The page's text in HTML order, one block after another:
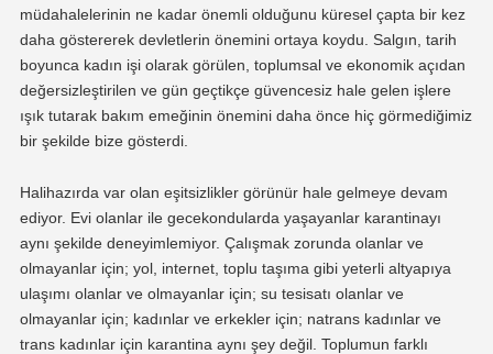
müdahalelerinin ne kadar önemli olduğunu küresel çapta bir kez
daha göstererek devletlerin önemini ortaya koydu. Salgın, tarih
boyunca kadın işi olarak görülen, toplumsal ve ekonomik açıdan
değersizleştirilen ve gün geçtikçe güvencesiz hale gelen işlere
ışık tutarak bakım emeğinin önemini daha önce hiç görmediğimiz
bir şekilde bize gösterdi.
Halihazırda var olan eşitsizlikler görünür hale gelmeye devam
ediyor. Evi olanlar ile gecekondularda yaşayanlar karantinayı
aynı şekilde deneyimlemiyor. Çalışmak zorunda olanlar ve
olmayanlar için; yol, internet, toplu taşıma gibi yeterli altyapıya
ulaşımı olanlar ve olmayanlar için; su tesisatı olanlar ve
olmayanlar için; kadınlar ve erkekler için; natrans kadınlar ve
trans kadınlar için karantina aynı şey değil. Toplumun farklı